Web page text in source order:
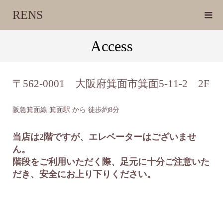
RENS
Access
〒562-0001 大阪府箕面市箕面5-11-2 2F
阪急箕面線 箕面駅 から 徒歩約8分
当店は2階ですが、エレベーターはございませ
ん。
階段をご利用いただく際、足元に十分ご注意いた
だき、安全にお上り下りください。